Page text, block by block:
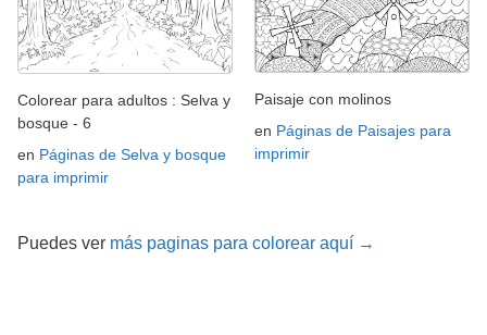
Colorear para adultos : Selva y
bosque - 6
en Páginas de Selva y bosque
para imprimir
Paisaje con molinos
en Páginas de Paisajes para
imprimir
Puedes ver más paginas para colorear aquí →